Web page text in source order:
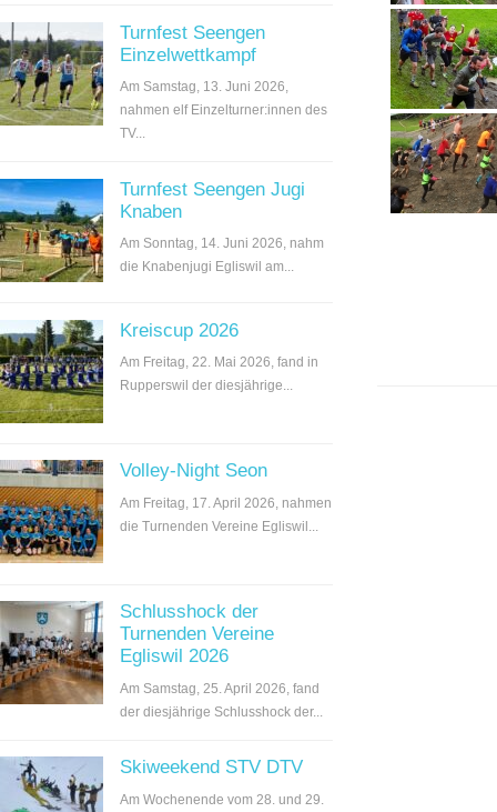
Turnfest Seengen
Einzelwettkampf
Am Samstag, 13. Juni 2026,
nahmen elf Einzelturner:innen des
TV...
Turnfest Seengen Jugi
Knaben
Am Sonntag, 14. Juni 2026, nahm
die Knabenjugi Egliswil am...
Kreiscup 2026
Am Freitag, 22. Mai 2026, fand in
Rupperswil der diesjährige...
Volley-Night Seon
Am Freitag, 17. April 2026, nahmen
die Turnenden Vereine Egliswil...
Schlusshock der
Turnenden Vereine
Egliswil 2026
Am Samstag, 25. April 2026, fand
der diesjährige Schlusshock der...
Skiweekend STV DTV
Am Wochenende vom 28. und 29.